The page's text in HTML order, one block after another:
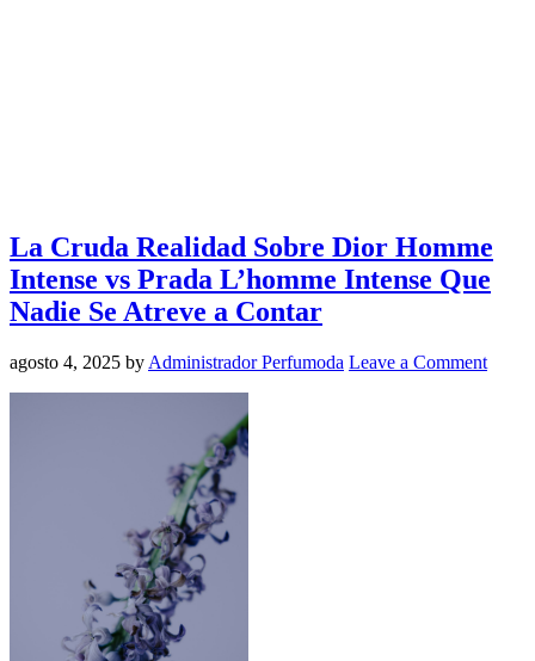
La Cruda Realidad Sobre Dior Homme
Intense vs Prada L’homme Intense Que
Nadie Se Atreve a Contar
agosto 4, 2025 by Administrador Perfumoda Leave a Comment